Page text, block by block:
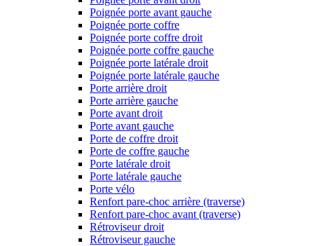
Poignée porte avant gauche
Poignée porte coffre
Poignée porte coffre droit
Poignée porte coffre gauche
Poignée porte latérale droit
Poignée porte latérale gauche
Porte arrière droit
Porte arrière gauche
Porte avant droit
Porte avant gauche
Porte de coffre droit
Porte de coffre gauche
Porte latérale droit
Porte latérale gauche
Porte vélo
Renfort pare-choc arrière (traverse)
Renfort pare-choc avant (traverse)
Rétroviseur droit
Rétroviseur gauche